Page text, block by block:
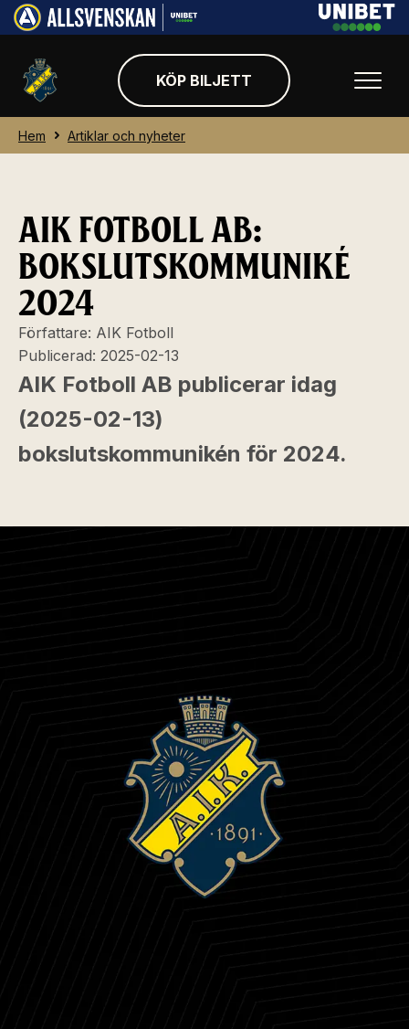
KÖP BILJETT
Hem Artiklar och nyheter
AIK FOTBOLL AB:
BOKSLUTSKOMMUNIKÉ
2024
Författare: AIK Fotboll
Publicerad: 2025-02-13
AIK Fotboll AB publicerar idag
(2025-02-13)
bokslutskommunikén för 2024.